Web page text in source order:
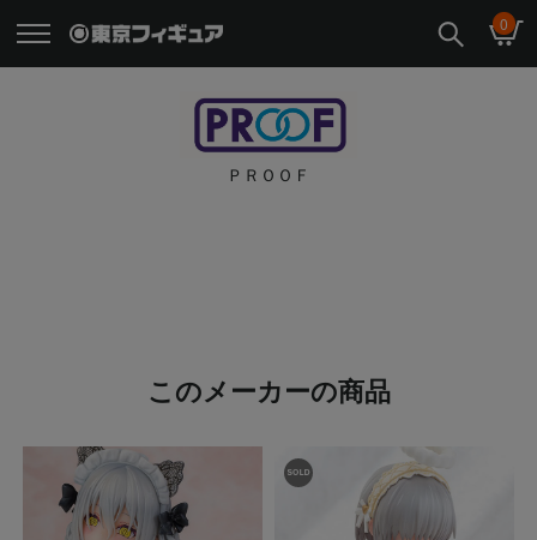
0
ＰＲＯＯＦ
このメーカーの商品